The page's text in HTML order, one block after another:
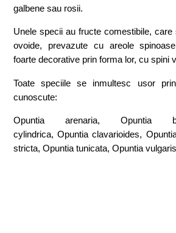
galbene sau rosii.
Unele specii au fructe comestibile, care
ovoide, prevazute cu areole
foarte decorative prin forma lor, cu spini
Toate speciile se inmultesc usor
cunoscute:
Opuntia arenaria, Opuntia
cylindrica, Opuntia clavarioides,
stricta, Opuntia tunicata, Opuntia